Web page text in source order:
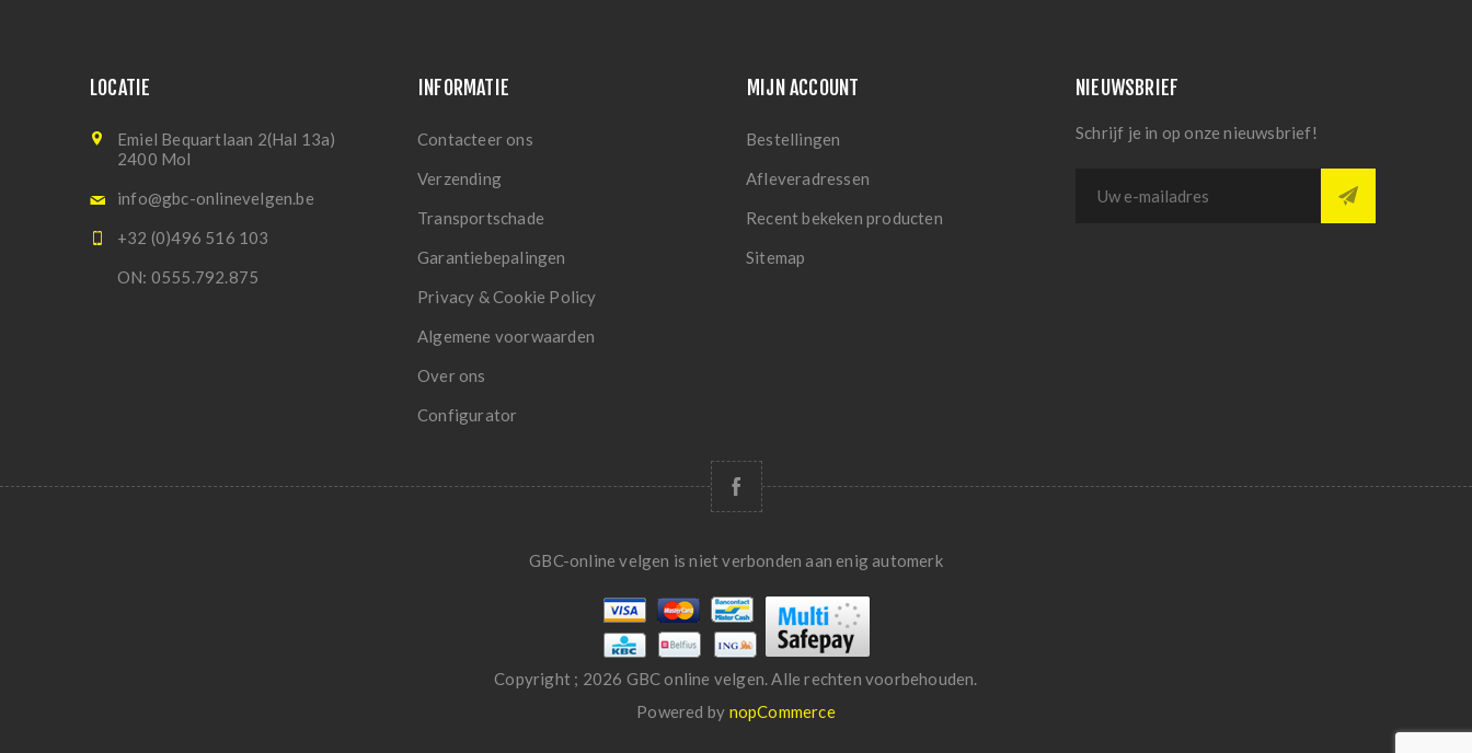
LOCATIE
Emiel Bequartlaan 2(Hal 13a)
2400 Mol
info@gbc-onlinevelgen.be
+32 (0)496 516 103
ON: 0555.792.875
INFORMATIE
Contacteer ons
Verzending
Transportschade
Garantiebepalingen
Privacy & Cookie Policy
Algemene voorwaarden
Over ons
Configurator
MIJN ACCOUNT
Bestellingen
Afleveradressen
Recent bekeken producten
Sitemap
NIEUWSBRIEF
Schrijf je in op onze nieuwsbrief!
GBC-online velgen is niet verbonden aan enig automerk
Copyright ; 2026 GBC online velgen. Alle rechten voorbehouden.
Powered by nopCommerce